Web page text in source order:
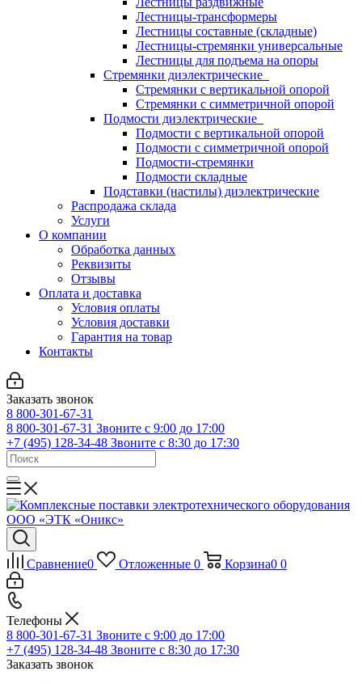
Лестницы-трансформеры
Лестницы составные (складные)
Лестницы-стремянки универсальные
Лестницы для подъема на опоры
Стремянки диэлектрические
Стремянки с вертикальной опорой
Стремянки с симметричной опорой
Подмости диэлектрические
Подмости с вертикальной опорой
Подмости с симметричной опорой
Подмости-стремянки
Подмости складные
Подставки (настилы) диэлектрические
Распродажа склада
Услуги
О компании
Обработка данных
Реквизиты
Отзывы
Оплата и доставка
Условия оплаты
Условия доставки
Гарантия на товар
Контакты
Заказать звонок
8 800-301-67-31
8 800-301-67-31 Звоните с 9:00 до 17:00
+7 (495) 128-34-48 Звоните с 8:30 до 17:30
Сравнение0 Отложенные 0 Корзина0 0
Телефоны
8 800-301-67-31 Звоните с 9:00 до 17:00
+7 (495) 128-34-48 Звоните с 8:30 до 17:30
Заказать звонок